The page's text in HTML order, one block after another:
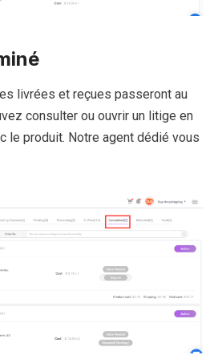
livrées et reçues passeront au
consulter ou ouvrir un litige en
le produit. Notre agent dédié vous